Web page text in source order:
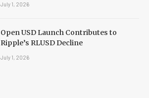
July 1, 2026
Open USD Launch Contributes to
Ripple’s RLUSD Decline
July 1, 2026